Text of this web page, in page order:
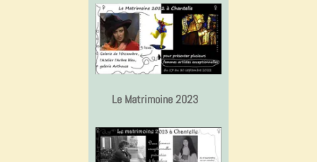
Le Matrimoine 2023